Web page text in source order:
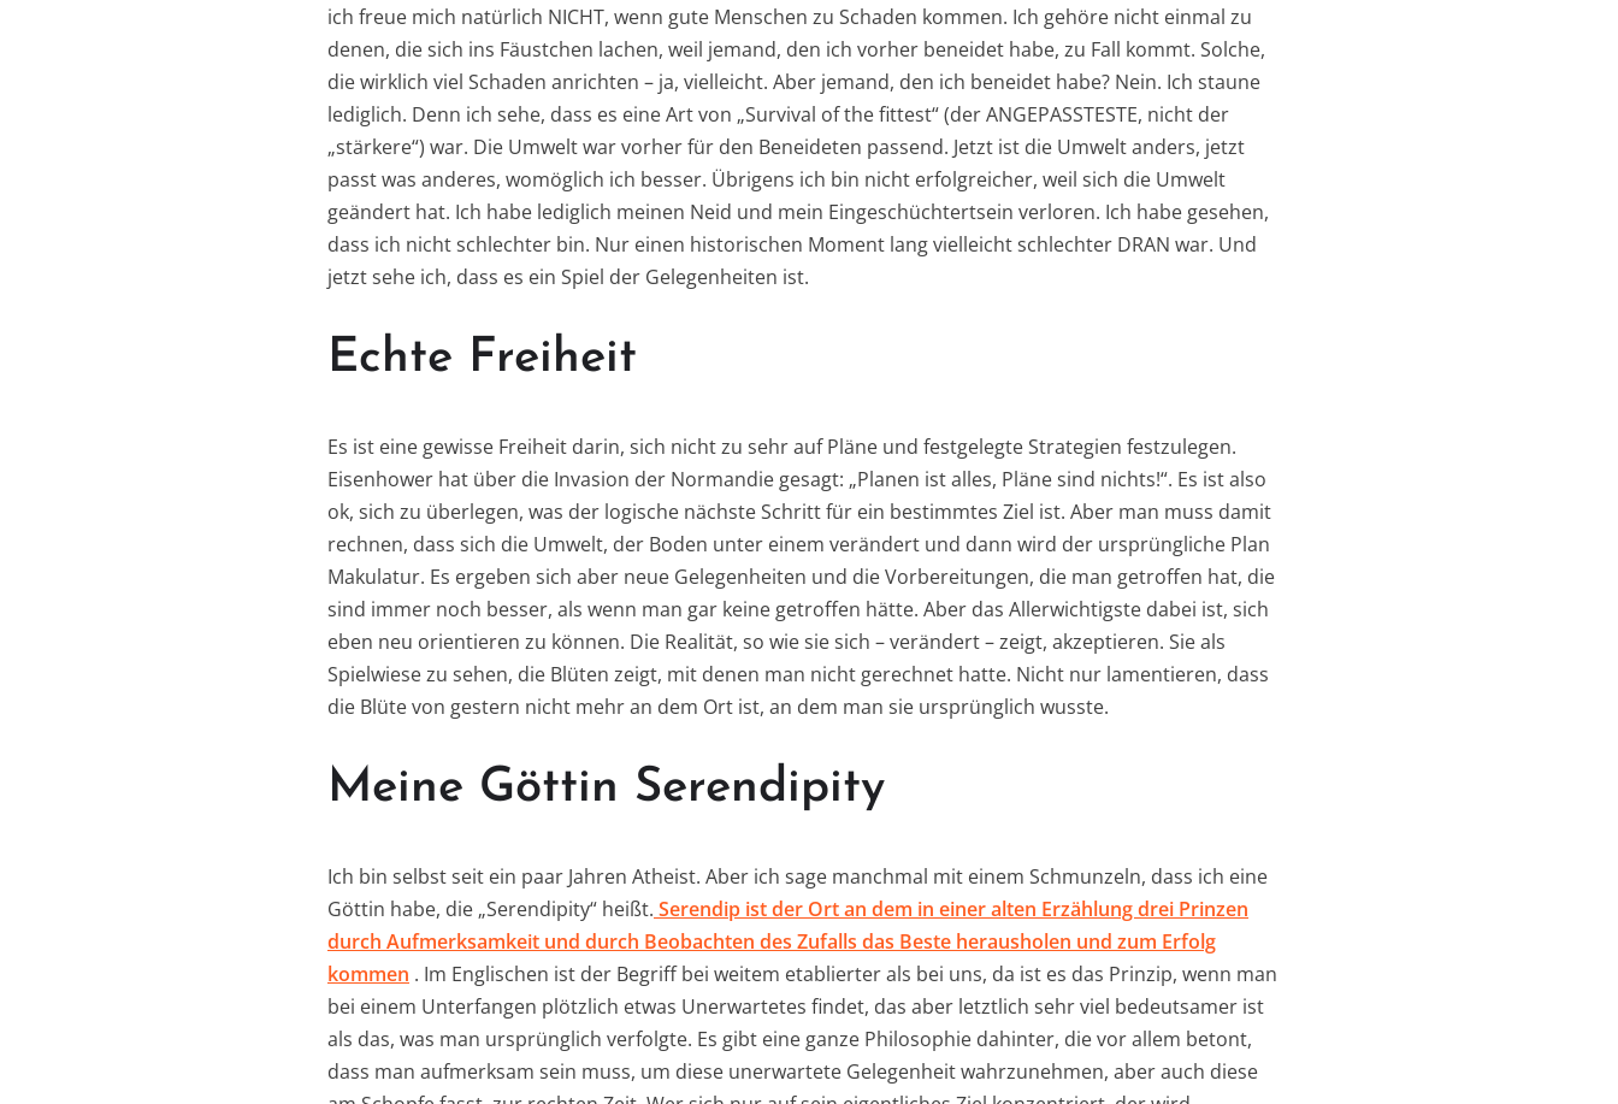
ich freue mich natürlich NICHT, wenn gute Menschen zu Schaden kommen. Ich gehöre nicht einmal zu
denen, die sich ins Fäustchen lachen, weil jemand, den ich vorher beneidet habe, zu Fall kommt. Solche,
die wirklich viel Schaden anrichten – ja, vielleicht. Aber jemand, den ich beneidet habe? Nein. Ich staune
lediglich. Denn ich sehe, dass es eine Art von „Survival of the fittest“ (der ANGEPASSTESTE, nicht der
„stärkere“) war. Die Umwelt war vorher für den Beneideten passend. Jetzt ist die Umwelt anders, jetzt
passt was anderes, womöglich ich besser. Übrigens ich bin nicht erfolgreicher, weil sich die Umwelt
geändert hat. Ich habe lediglich meinen Neid und mein Eingeschüchtertsein verloren. Ich habe gesehen,
dass ich nicht schlechter bin. Nur einen historischen Moment lang vielleicht schlechter DRAN war. Und
jetzt sehe ich, dass es ein Spiel der Gelegenheiten ist.
Echte Freiheit
Es ist eine gewisse Freiheit darin, sich nicht zu sehr auf Pläne und festgelegte Strategien festzulegen.
Eisenhower hat über die Invasion der Normandie gesagt: „Planen ist alles, Pläne sind nichts!“. Es ist also
ok, sich zu überlegen, was der logische nächste Schritt für ein bestimmtes Ziel ist. Aber man muss damit
rechnen, dass sich die Umwelt, der Boden unter einem verändert und dann wird der ursprüngliche Plan
Makulatur. Es ergeben sich aber neue Gelegenheiten und die Vorbereitungen, die man getroffen hat, die
sind immer noch besser, als wenn man gar keine getroffen hätte. Aber das Allerwichtigste dabei ist, sich
eben neu orientieren zu können. Die Realität, so wie sie sich – verändert – zeigt, akzeptieren. Sie als
Spielwiese zu sehen, die Blüten zeigt, mit denen man nicht gerechnet hatte. Nicht nur lamentieren, dass
die Blüte von gestern nicht mehr an dem Ort ist, an dem man sie ursprünglich wusste.
Meine Göttin Serendipity
Ich bin selbst seit ein paar Jahren Atheist. Aber ich sage manchmal mit einem Schmunzeln, dass ich eine
Göttin habe, die „Serendipity“ heißt. Serendip ist der Ort an dem in einer alten Erzählung drei Prinzen
durch Aufmerksamkeit und durch Beobachten des Zufalls das Beste herausholen und zum Erfolg
kommen . Im Englischen ist der Begriff bei weitem etablierter als bei uns, da ist es das Prinzip, wenn man
bei einem Unterfangen plötzlich etwas Unerwartetes findet, das aber letztlich sehr viel bedeutsamer ist
als das, was man ursprünglich verfolgte. Es gibt eine ganze Philosophie dahinter, die vor allem betont,
dass man aufmerksam sein muss, um diese unerwartete Gelegenheit wahrzunehmen, aber auch diese